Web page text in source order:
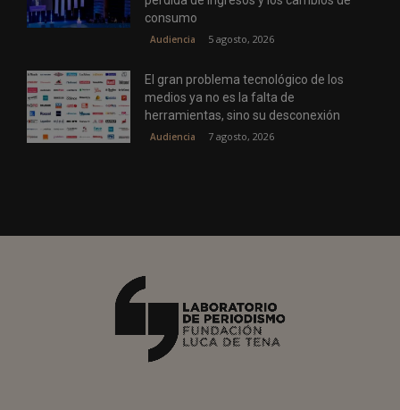
consumo
Audiencia 5 agosto, 2026
El gran problema tecnológico de los
medios ya no es la falta de
herramientas, sino su desconexión
Audiencia 7 agosto, 2026